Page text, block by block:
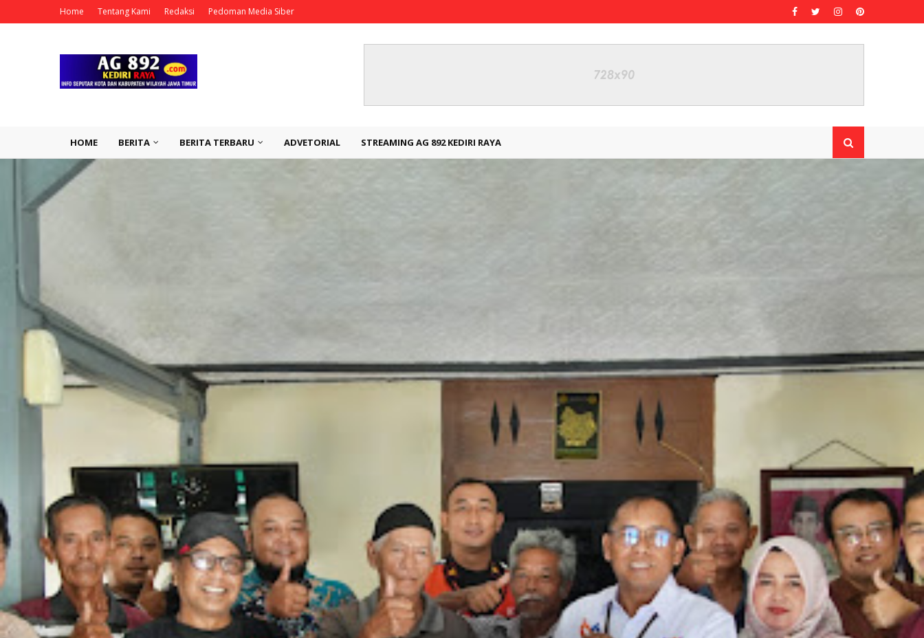
Home Tentang Kami Redaksi Pedoman Media Siber
HOME BERITA BERITA TERBARU ADVETORIAL STREAMING AG 892 KEDIRI RAYA